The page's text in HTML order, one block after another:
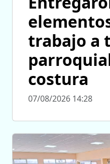
trabajo a
costura
07/08/2026 14:28